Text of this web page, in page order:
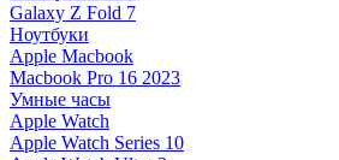
Galaxy Z Fold 7
Ноутбуки
Apple Macbook
Macbook Pro 16 2023
Умные часы
Apple Watch
Apple Watch Series 10